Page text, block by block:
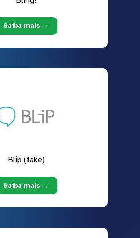
Saiba mais →
Blip (take)
Saiba mais →